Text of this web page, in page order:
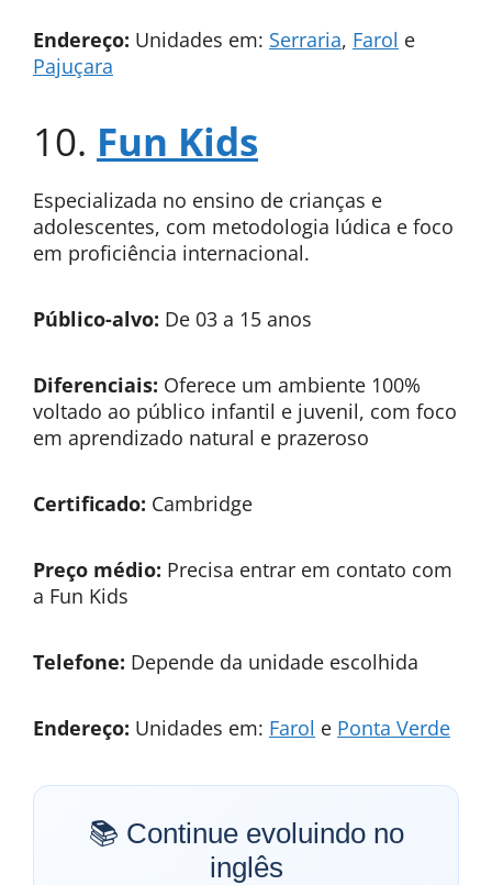
Endereço: Unidades em: Serraria, Farol e
Pajuçara
10. Fun Kids
Especializada no ensino de crianças e
adolescentes, com metodologia lúdica e foco
em proficiência internacional.
Público-alvo: De 03 a 15 anos
Diferenciais: Oferece um ambiente 100%
voltado ao público infantil e juvenil, com foco
em aprendizado natural e prazeroso
Certificado: Cambridge
Preço médio: Precisa entrar em contato com
a Fun Kids
Telefone: Depende da unidade escolhida
Endereço: Unidades em: Farol e Ponta Verde
📚 Continue evoluindo no
inglês